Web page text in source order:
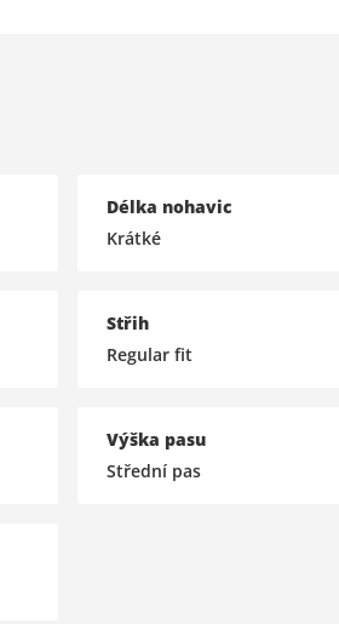
Délka nohavic
Krátké
Střih
Regular fit
Výška pasu
Střední pas